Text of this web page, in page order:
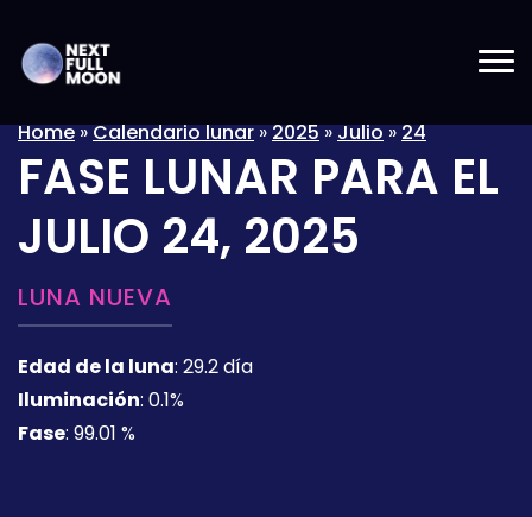
Home»Calendario lunar»2025»Julio»24
FASE LUNAR PARA EL
JULIO 24, 2025
LUNA NUEVA
Edad de la luna: 29.2 día
Iluminación: 0.1%
Fase: 99.01 %